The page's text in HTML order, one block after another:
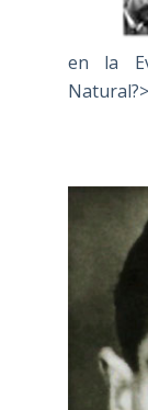
en la
Natural?>